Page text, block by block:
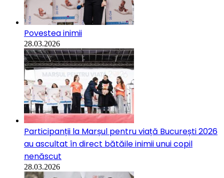
Povestea inimii
28.03.2026
Participanții la Marșul pentru viață București 2026
au ascultat în direct bătăile inimii unui copil
nenăscut
28.03.2026